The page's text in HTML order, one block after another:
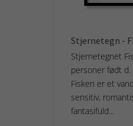
Stjernetegn -
Stjernetegnet
personer født d.
Fisken er et
sensitiv,
fantasifuld...